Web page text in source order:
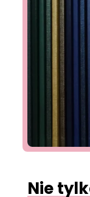
Nie